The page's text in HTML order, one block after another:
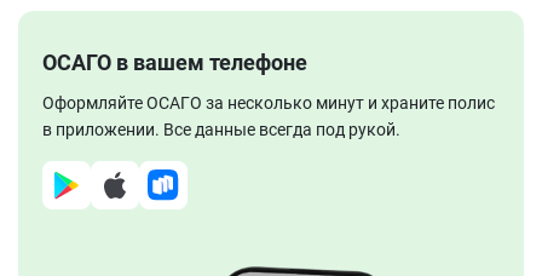
ОСАГО в вашем телефоне
Оформляйте ОСАГО за несколько минут и храните полис
в приложении. Все данные всегда под рукой.